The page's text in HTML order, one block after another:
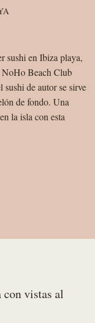
sushi en Ibiza playa,
NoHo Beach Club
sushi de autor se sirve
de fondo. Una
la isla con esta
con vistas al